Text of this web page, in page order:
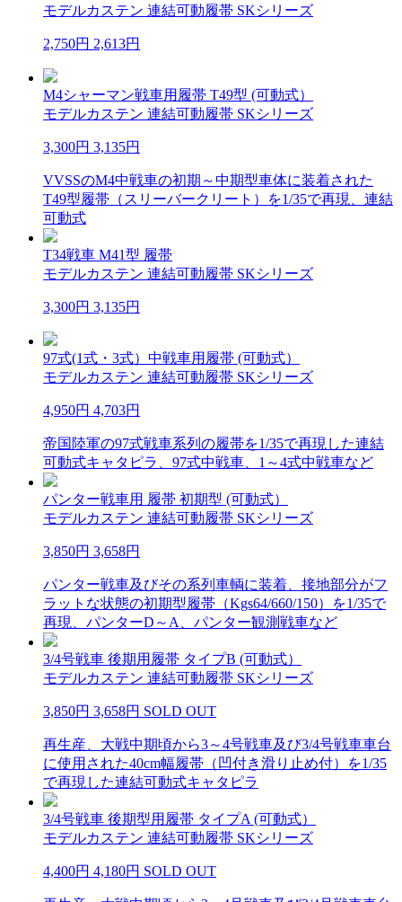
モデルカステン 連結可動履帯 SKシリーズ
2,750円 2,613円
M4シャーマン戦車用履帯 T49型 (可動式）
モデルカステン 連結可動履帯 SKシリーズ
3,300円 3,135円
VVSSのM4中戦車の初期～中期型車体に装着された
T49型履帯（スリーバークリート）を1/35で再現、連結
可動式
T34戦車 M41型 履帯
モデルカステン 連結可動履帯 SKシリーズ
3,300円 3,135円
97式(1式・3式）中戦車用履帯 (可動式）
モデルカステン 連結可動履帯 SKシリーズ
4,950円 4,703円
帝国陸軍の97式戦車系列の履帯を1/35で再現した連結
可動式キャタピラ、97式中戦車、1～4式中戦車など
パンター戦車用 履帯 初期型 (可動式）
モデルカステン 連結可動履帯 SKシリーズ
3,850円 3,658円
パンター戦車及びその系列車輌に装着、接地部分がフ
ラットな状態の初期型履帯（Kgs64/660/150）を1/35で
再現、パンターD～A、パンター観測戦車など
3/4号戦車 後期用履帯 タイプB (可動式）
モデルカステン 連結可動履帯 SKシリーズ
3,850円 3,658円 SOLD OUT
再生産、大戦中期頃から3～4号戦車及び3/4号戦車車台
に使用された40cm幅履帯（凹付き滑り止め付）を1/35
で再現した連結可動式キャタピラ
3/4号戦車 後期型用履帯 タイプA (可動式）
モデルカステン 連結可動履帯 SKシリーズ
4,400円 4,180円 SOLD OUT